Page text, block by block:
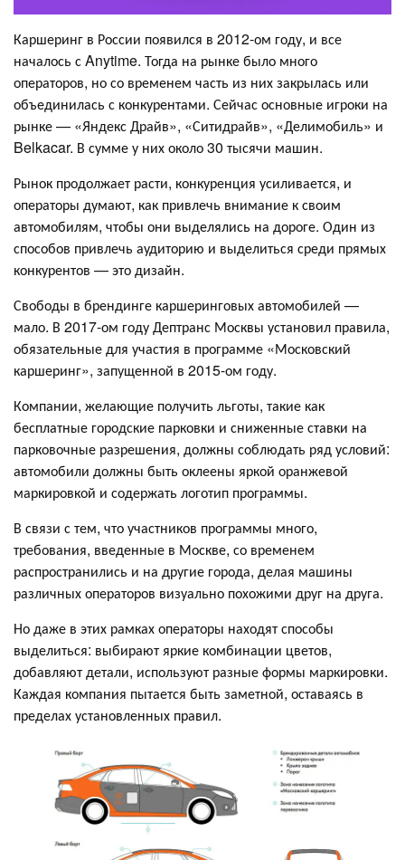
Каршеринг в России появился в 2012-ом году, и все
началось с Anytime. Тогда на рынке было много
операторов, но со временем часть из них закрылась или
объединилась с конкурентами. Сейчас основные игроки на
рынке — «Яндекс Драйв», «Ситидрайв», «Делимобиль» и
Belkacar. В сумме у них около 30 тысячи машин.
Рынок продолжает расти, конкуренция усиливается, и
операторы думают, как привлечь внимание к своим
автомобилям, чтобы они выделялись на дороге. Один из
способов привлечь аудиторию и выделиться среди прямых
конкурентов — это дизайн.
Свободы в брендинге каршеринговых автомобилей —
мало. В 2017-ом году Дептранс Москвы установил правила,
обязательные для участия в программе «Московский
каршеринг», запущенной в 2015-ом году.
Компании, желающие получить льготы, такие как
бесплатные городские парковки и сниженные ставки на
парковочные разрешения, должны соблюдать ряд условий:
автомобили должны быть оклеены яркой оранжевой
маркировкой и содержать логотип программы.
В связи с тем, что участников программы много,
требования, введенные в Москве, со временем
распространились и на другие города, делая машины
различных операторов визуально похожими друг на друга.
Но даже в этих рамках операторы находят способы
выделиться: выбирают яркие комбинации цветов,
добавляют детали, используют разные формы маркировки.
Каждая компания пытается быть заметной, оставаясь в
пределах установленных правил.